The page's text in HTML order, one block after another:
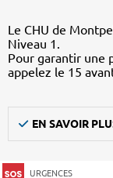
Le CHU de
Niveau 1.
Pour garantir une
appelez le 15
EN SAVOIR
URGENCES